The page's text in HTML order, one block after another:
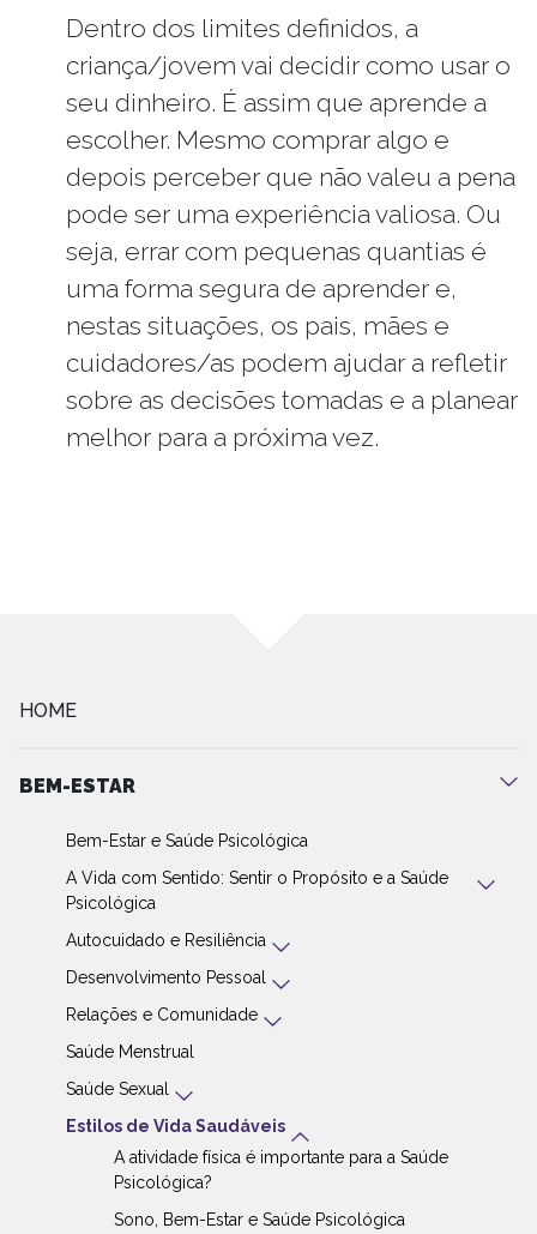
Dentro dos limites definidos, a
criança/jovem vai decidir como usar o
seu dinheiro. É assim que aprende a
escolher. Mesmo comprar algo e
depois perceber que não valeu a pena
pode ser uma experiência valiosa. Ou
seja, errar com pequenas quantias é
uma forma segura de aprender e,
nestas situações, os pais, mães e
cuidadores/as podem ajudar a refletir
sobre as decisões tomadas e a planear
melhor para a próxima vez.
HOME
BEM-ESTAR
Bem-Estar e Saúde Psicológica
A Vida com Sentido: Sentir o Propósito e a Saúde
Psicológica
Autocuidado e Resiliência
Desenvolvimento Pessoal
Relações e Comunidade
Saúde Menstrual
Saúde Sexual
Estilos de Vida Saudáveis
A atividade física é importante para a Saúde
Psicológica?
Sono, Bem-Estar e Saúde Psicológica